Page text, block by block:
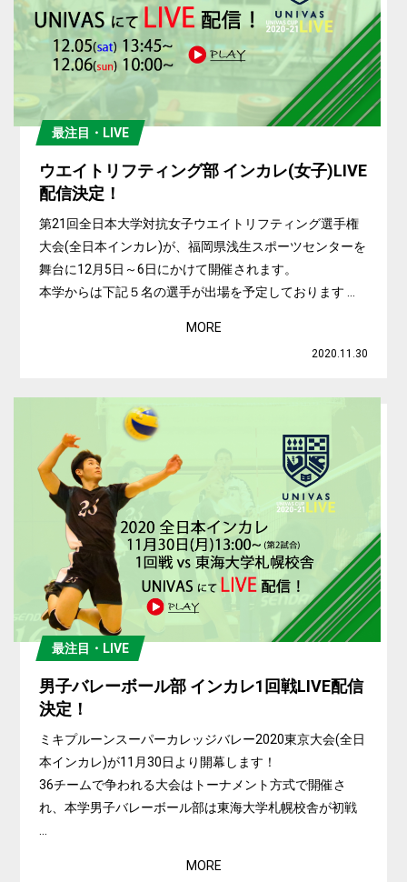
最注目・LIVE
ウエイトリフティング部 インカレ(女子)LIVE
配信決定！
第21回全日本大学対抗女子ウエイトリフティング選手権
大会(全日本インカレ)が、福岡県浅生スポーツセンターを
舞台に12月5日～6日にかけて開催されます。
本学からは下記５名の選手が出場を予定しております ...
MORE
2020.11.30
最注目・LIVE
男子バレーボール部 インカレ1回戦LIVE配信
決定！
ミキプルーンスーパーカレッジバレー2020東京大会(全日
本インカレ)が11月30日より開幕します！
36チームで争われる大会はトーナメント方式で開催さ
れ、本学男子バレーボール部は東海大学札幌校舎が初戦
MORE